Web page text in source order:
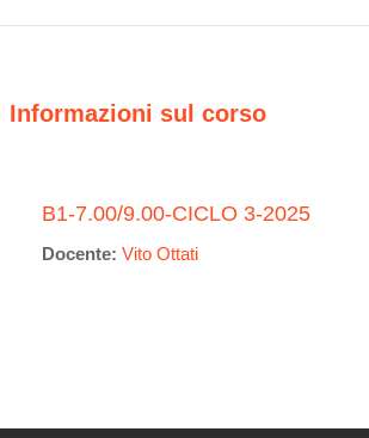
Informazioni sul corso
B1-7.00/9.00-CICLO 3-2025
Docente: Vito Ottati